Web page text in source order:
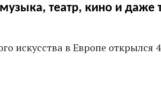
театр, кино и даже
искусства в Европе открылся